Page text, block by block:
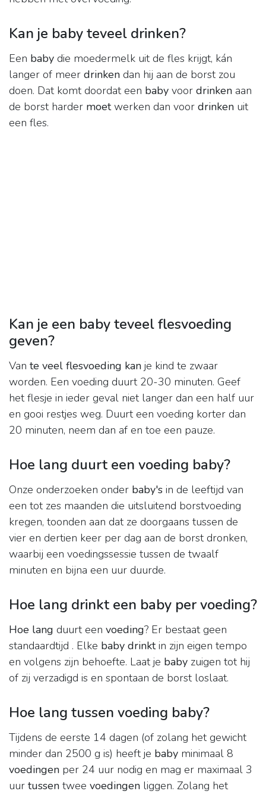
Kan je baby teveel drinken?
Een baby die moedermelk uit de fles krijgt, kán
langer of meer drinken dan hij aan de borst zou
doen. Dat komt doordat een baby voor drinken aan
de borst harder moetwerken dan voor drinken uit
een fles.
Kan je een baby teveel flesvoeding
geven?
Van te veel flesvoeding kan je kind te zwaar
worden. Een voeding duurt 20-30 minuten. Geef
het flesje in ieder geval niet langer dan een half uur
en gooi restjes weg. Duurt een voeding korter dan
20 minuten, neem dan af en toe een pauze.
Hoe lang duurt een voeding baby?
Onze onderzoeken onder baby's in de leeftijd van
een tot zes maanden die uitsluitend borstvoeding
kregen, toonden aan dat ze doorgaans tussen de
vier en dertien keer per dag aan de borst dronken,
waarbij een voedingssessie tussen de twaalf
minuten en bijna een uur duurde.
Hoe lang drinkt een baby per voeding?
Hoe lang duurt een voeding? Er bestaat geen
standaardtijd . Elke baby drinktin zijn eigen tempo
en volgens zijn behoefte. Laat je baby zuigen tot hij
of zij verzadigd is en spontaan de borst loslaat.
Hoe lang tussen voeding baby?
Tijdens de eerste 14 dagen (of zolang het gewicht
minder dan 2500 g is) heeft je baby minimaal 8
voedingen per 24 uur nodig en mag er maximaal 3
uur tussen twee voedingen liggen. Zolang het